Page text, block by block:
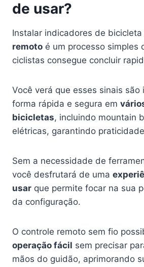
de usar?
Instalar indicadores de bicicleta
remoto é um processo simples
ciclistas consegue concluir
Você verá que esses sinais são
forma rápida e segura em
bicicletas, incluindo mountain
elétricas, garantindo
Sem a necessidade de
você desfrutará de uma
usar que permite focar na sua
da configuração.
O controle remoto sem fio
operação fácil sem precisar
mãos do guidão, aprimorando